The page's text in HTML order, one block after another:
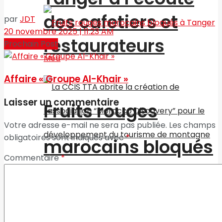
des cafetiers et
restaurateurs
Fruits rouges
marocains bloqués
parJDT
20 novembre 2025 | 11:23 AM
Prochain Post
Affaire « Groupe Al-Khair »
Laisser un commentaire
Votre adresse e-mail ne sera pas publiée. Les champs
obligatoires sont indiqués avec*
Commentaire*